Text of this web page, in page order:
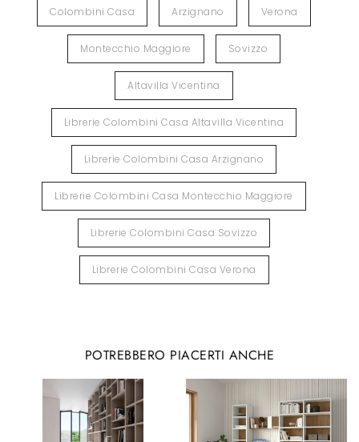
Colombini Casa Arzignano Verona
Montecchio Maggiore Sovizzo
Altavilla Vicentina
Librerie Colombini Casa Altavilla Vicentina
Librerie Colombini Casa Arzignano
Librerie Colombini Casa Montecchio Maggiore
Librerie Colombini Casa Sovizzo
Librerie Colombini Casa Verona
POTREBBERO PIACERTI ANCHE